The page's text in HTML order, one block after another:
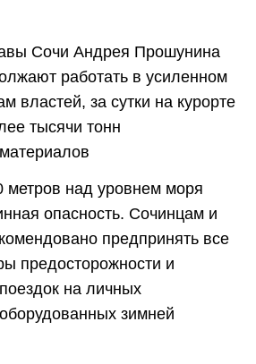
Сочи Андрея Прошунина
работать в усиленном
властей, за сутки на курорте
тысячи тонн
метров над уровнем моря
опасность. Сочинцам и
предпринять все
предосторожности и
на личных
зимней